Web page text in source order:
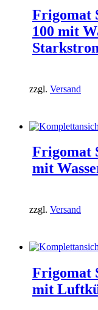
Frigomat
100 mit
zzgl. Versand
Frigomat
mit
zzgl. Versand
Frigomat
mit